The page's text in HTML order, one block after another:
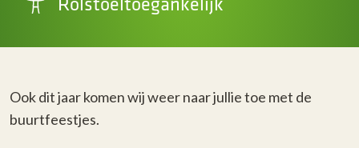
Ook dit jaar komen wij weer naar jullie toe met de
buurtfeestjes.